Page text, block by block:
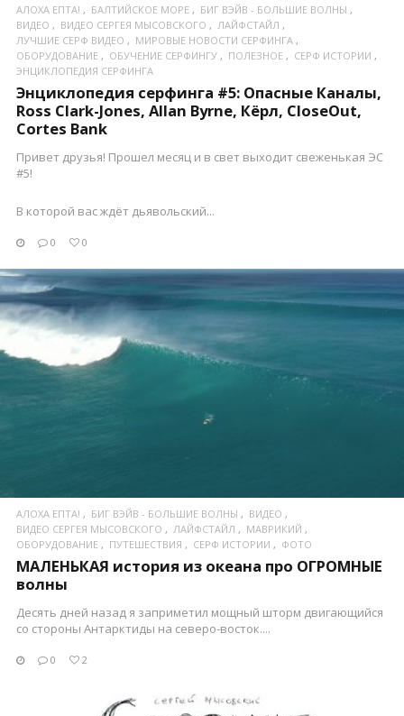
АЛОХА ЕПТА! БАЛТИЙСКОЕ МОРЕ
БИГ ВЭЙВ - БОЛЬШИЕ ВОЛНЫ
ВИДЕО
ВИДЕО СЕРГЕЯ МЫСОВСКОГО
ЛАЙФСТАЙЛ
ЛУЧШИЕ СЕРФ ВИДЕО
МИРОВЫЕ НОВОСТИ СЕРФИНГА
ОБОРУДОВАНИЕ
ОБУЧЕНИЕ СЕРФИНГУ ПОЛЕЗНОЕ
СЕРФ ИСТОРИИ
ЭНЦИКЛОПЕДИЯ СЕРФИНГА
Энциклопедия серфинга #5: Опасные Каналы,
Ross Clark-Jones, Allan Byrne, Кёрл, CloseOut,
Cortes Bank
Привет друзья! Прошел месяц и в свет выходит свеженькая ЭС
#5!
В которой вас ждёт дьявольский...
0 0
ПОСМОТРЕТЬ
АЛОХА ЕПТА! БИГ ВЭЙВ - БОЛЬШИЕ ВОЛНЫ
ВИДЕО
ВИДЕО СЕРГЕЯ МЫСОВСКОГО
ЛАЙФСТАЙЛ
МАВРИКИЙ
ОБОРУДОВАНИЕ
ПУТЕШЕСТВИЯ СЕРФ ИСТОРИИ ФОТО
МАЛЕНЬКАЯ история из океана про ОГРОМНЫЕ
волны
Десять дней назад я заприметил мощный шторм двигающийся
со стороны Антарктиды на северо-восток....
0 2